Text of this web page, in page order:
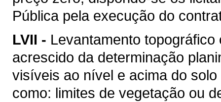
Pública pela execução do
LVII - Levantamento
acrescido da determinação
visíveis ao nível e acima do
como: limites de vegetação ou